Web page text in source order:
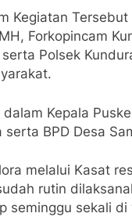
Kegiatan
Forkopincam
Polsek
Kepala
serta BPD Desa
melalui Kasat
rutin
seminggu sekali